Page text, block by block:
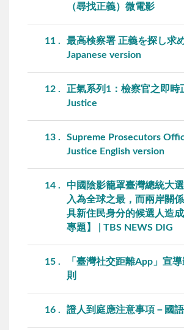
（尋找正義）微電影
11
最高検察署 正義を探し求
Japanese version
12
正氣系列1：檢察官之即時
Justice
13
Supreme Prosecutors
Justice English version
14
中國陰影籠罩臺灣總統大
入為全球之最，而兩岸關
具新住民身分的候選人造
專題】 | TBS NEWS DIG
15
「臺灣社交距離App」宣
則
16 證人到庭應注意事項－國